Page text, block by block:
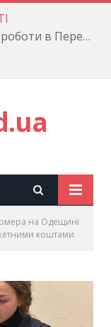
Енергетики завершили ремонтні роботи в Пересипському районі
на Одещині
коштами